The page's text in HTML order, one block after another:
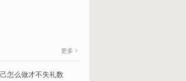
更多
怎么做才不失礼数